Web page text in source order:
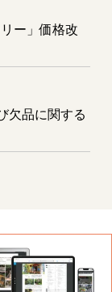
ー」価格改
欠品に関する